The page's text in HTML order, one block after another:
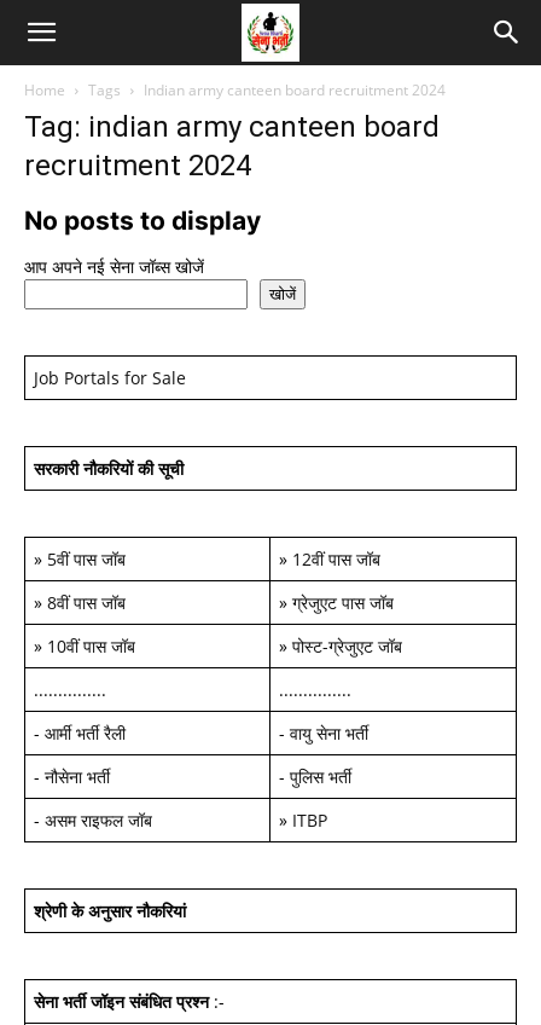
Home Tags Indian army canteen board recruitment 2024
Tag: indian army canteen board
recruitment 2024
No posts to display
आप अपने नई सेना जॉब्स खोजें
खोजें
Job Portals for Sale
सरकारी नौकरियों की सूची
» 5वीं पास जॉब » 12वीं पास जॉब
» 8वीं पास जॉब » ग्रेजुएट पास जॉब
» 10वीं पास जॉब » पोस्ट-ग्रेजुएट जॉब
...............
...............
- आर्मी भर्ती रैली - वायु सेना भर्ती
- नौसेना भर्ती - पुलिस भर्ती
- असम राइफल जॉब » ITBP
श्रेणी के अनुसार नौकरियां
सेना भर्ती जॉइन संबंधित प्रश्न:-